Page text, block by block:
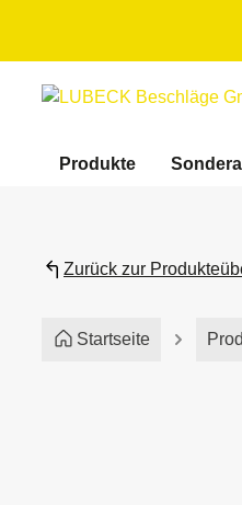
Zur
Produkte
Zurück zur
Startseite